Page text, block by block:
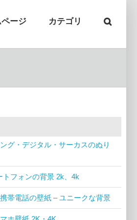
ージ カテゴリ
グ・デジタル・サーカスのぬり
トフォンの背景 2k、4k
帯電話の壁紙 – ユニークな背景